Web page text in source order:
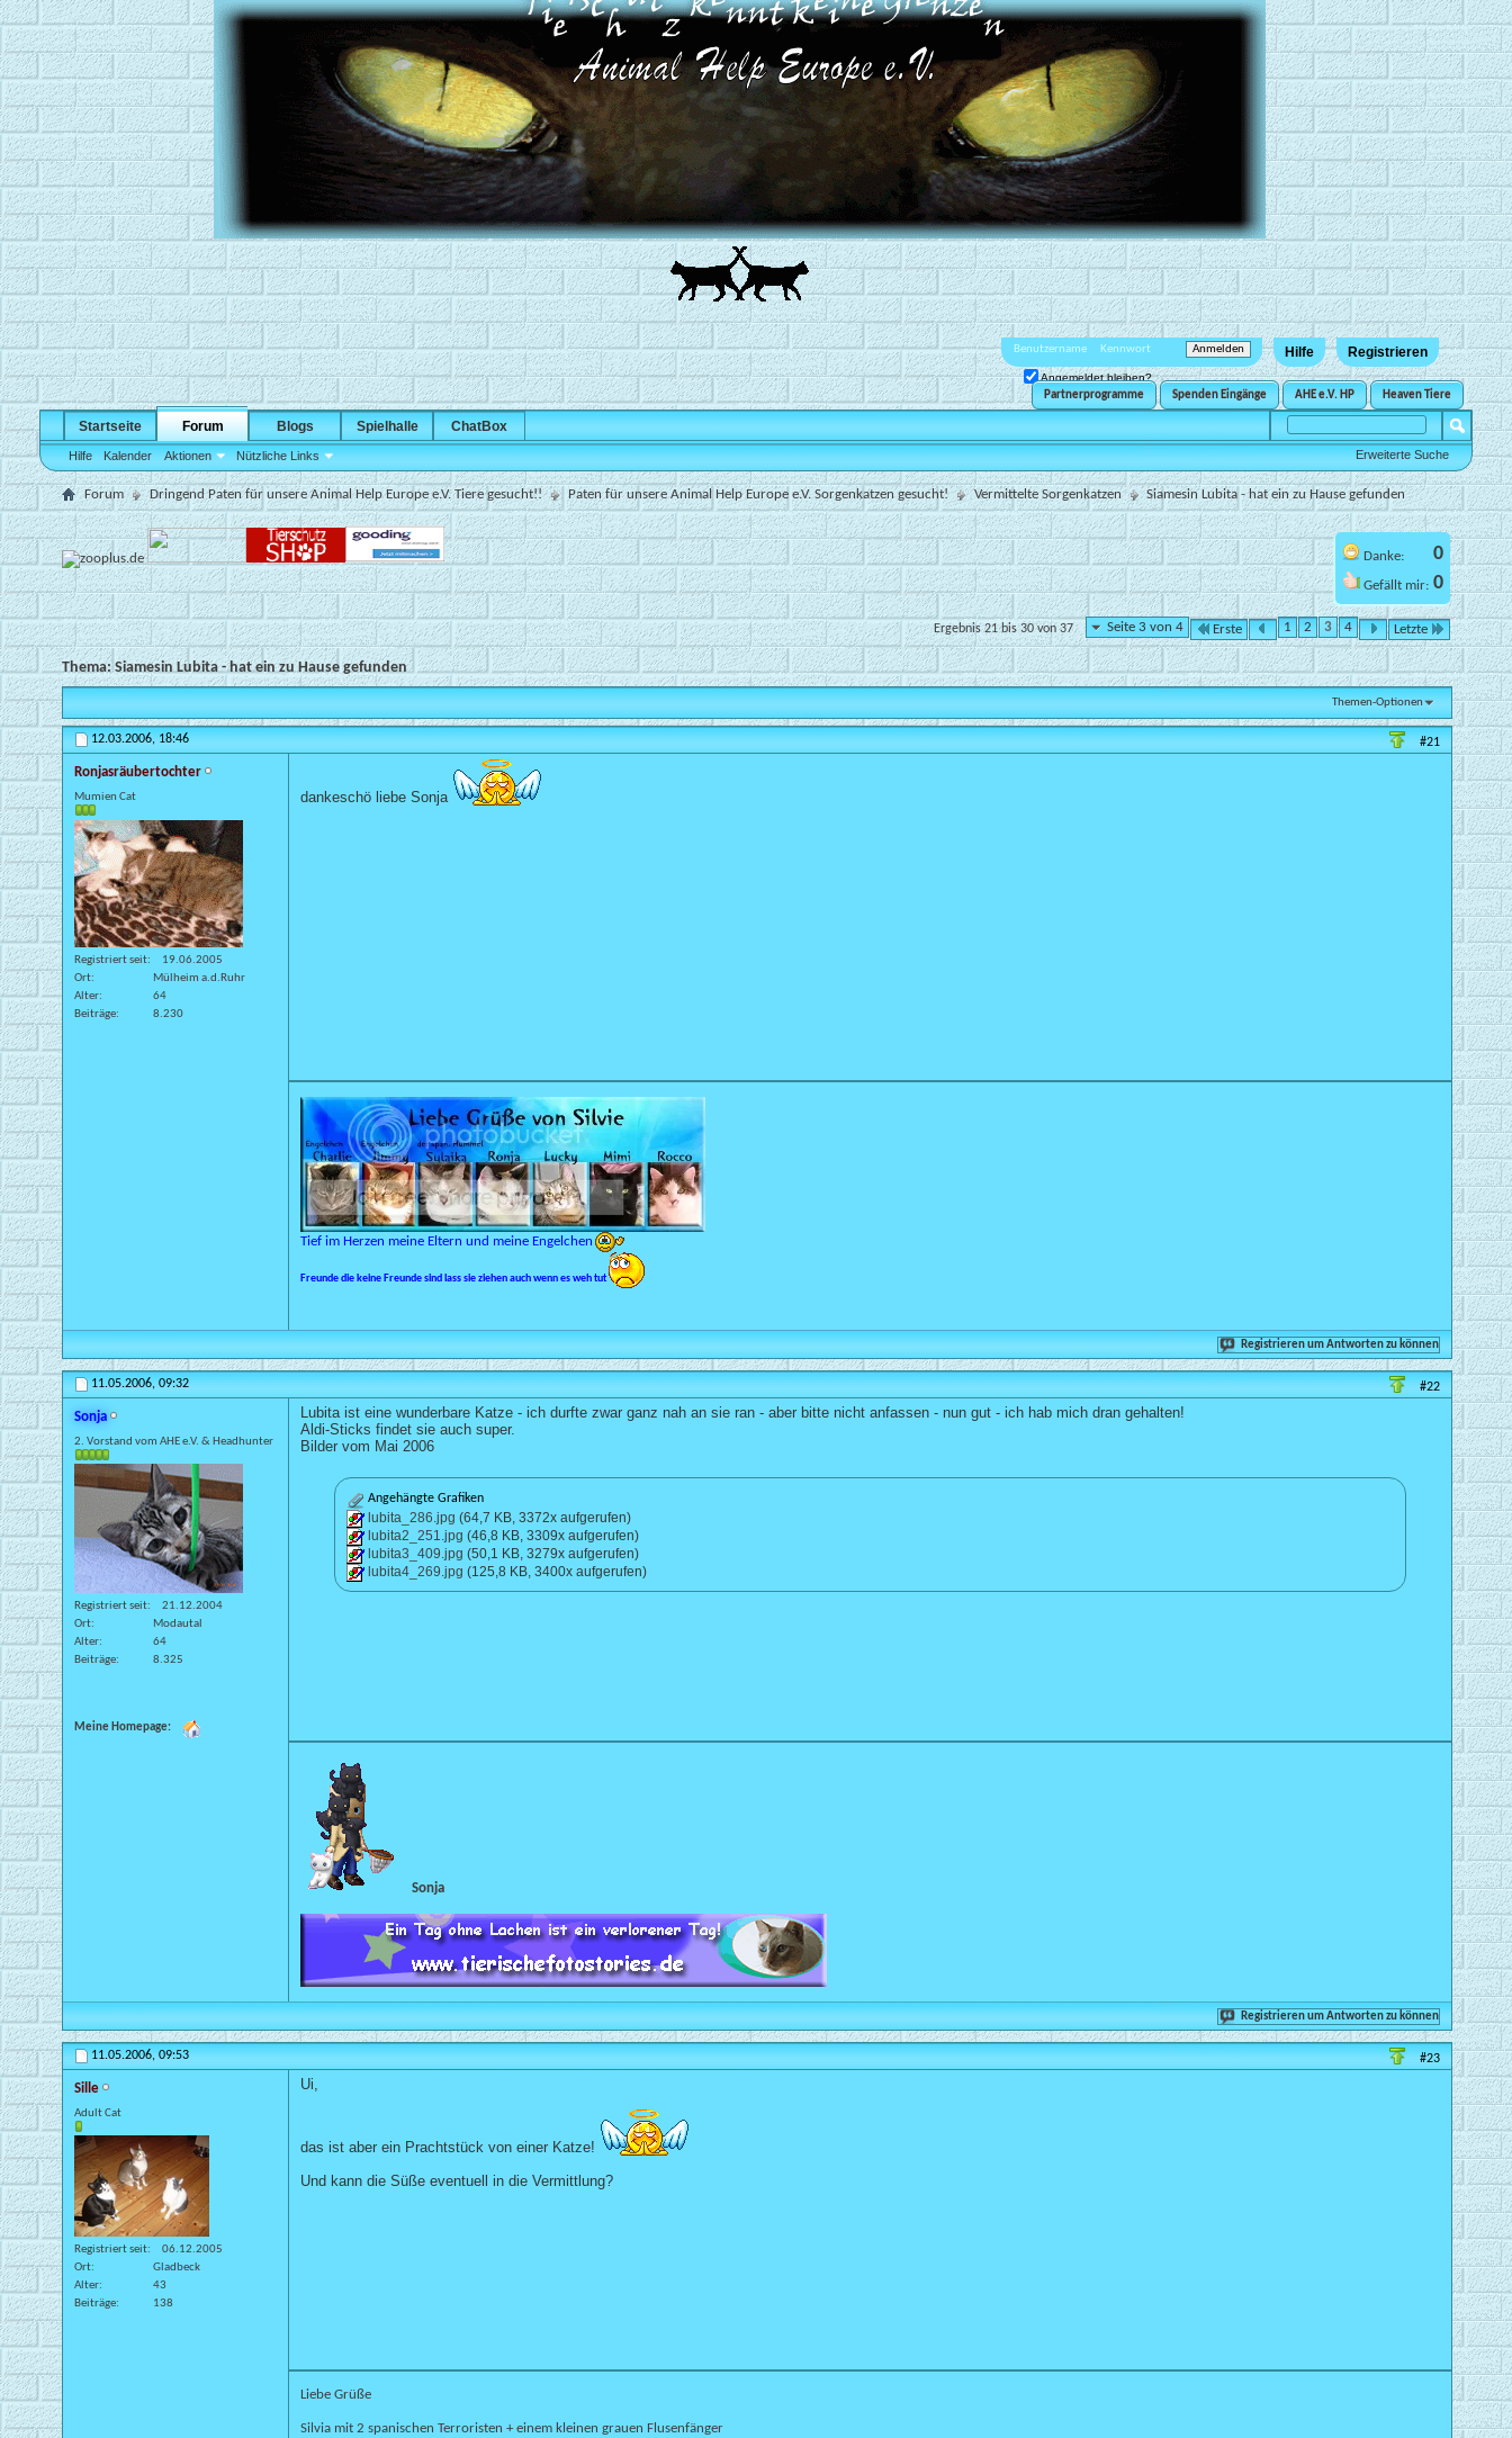
Registrieren
Hilfe
Angemeldet bleiben?
Heaven Tiere
AHE e.V. HP
Spenden Eingänge
Partnerprogramme
Startseite Forum
Hilfe Kalender Aktionen Nützliche Links
Blogs Spielhalle ChatBox
Erweiterte Suche
Forum Dringend Paten für unsere Animal Help Europe e.V. Tiere gesucht!! Paten für unsere Animal Help Europe e.V. Sorgenkatzen gesucht! Vermittelte Sorgenkatzen Siamesin Lubita - hat ein zu Hause gefunden
Danke: 0
Gefällt mir: 0
Seite 3 von 4 Erste 1 2 3 4 Letzte
Ergebnis 21 bis 30 von 37
Thema: Siamesin Lubita - hat ein zu Hause gefunden
Themen-Optionen
12.03.2006,18:46 #21
Ronjasräubertochter
Mumien Cat
Registriert seit
19.06.2005
Ort
Mülheim a.d.Ruhr
Alter
64
Beiträge
8.230
dankeschö liebe Sonja
Tief im Herzen meine Eltern und meine Engelchen
Freunde die keine Freunde sind lass sie ziehen auch wenn es weh tut
Registrieren um Antworten zu können
11.05.2006,09:32 #22
Sonja
2. Vorstand vom AHE e.V. & Headhunter
Registriert seit
21.12.2004
Ort
Modautal
Alter
64
Beiträge
8.325
Meine Homepage:
Lubita ist eine wunderbare Katze - ich durfte zwar ganz nah an sie ran - aber bitte nicht anfassen - nun gut - ich hab mich dran gehalten!
Aldi-Sticks findet sie auch super.
Bilder vom Mai 2006
Angehängte Grafiken
lubita_286.jpg (64,7 KB, 3372x aufgerufen)
lubita2_251.jpg (46,8 KB, 3309x aufgerufen)
lubita3_409.jpg (50,1 KB, 3279x aufgerufen)
lubita4_269.jpg (125,8 KB, 3400x aufgerufen)
Sonja
Registrieren um Antworten zu können
11.05.2006,09:53 #23
Sille
Adult Cat
Registriert seit
06.12.2005
Ort
Gladbeck
Alter
43
Beiträge
138
Ui,
das ist aber ein Prachtstück von einer Katze!
Und kann die Süße eventuell in die Vermittlung?
Liebe Grüße
Silvia mit 2 spanischen Terroristen + einem kleinen grauen Flusenfänger